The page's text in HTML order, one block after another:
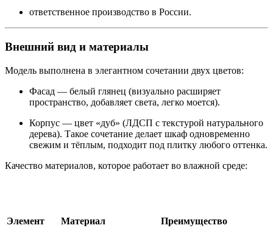
ответственное производство в России.
Внешний вид и материалы
Модель выполнена в элегантном сочетании двух цветов:
Фасад — белый глянец (визуально расширяет
пространство, добавляет света, легко моется).
Корпус — цвет «дуб» (ЛДСП с текстурой натурального
дерева). Такое сочетание делает шкаф одновременно
свежим и тёплым, подходит под плитку любого оттенка.
Качество материалов, которое работает во влажной среде:
Элемент Материал Преимущество